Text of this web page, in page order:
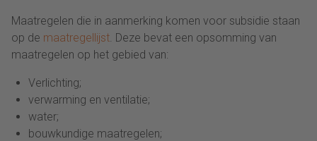
Maatregelen die in aanmerking komen voor subsidie staan
op de maatregellijst . Deze bevat een opsomming van
maatregelen op het gebied van:
Verlichting;
verwarming en ventilatie;
water;
bouwkundige maatregelen;